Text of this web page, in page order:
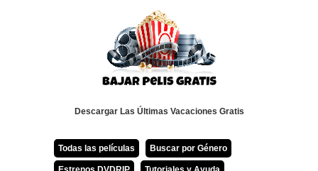
Descargar Las Últimas Vacaciones Gratis
Todas las películas Buscar por Género